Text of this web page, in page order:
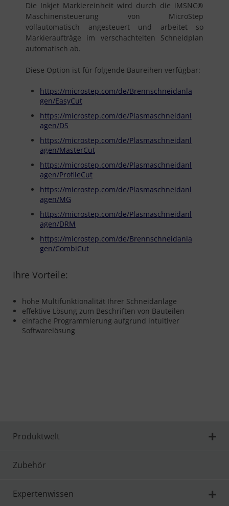
Die Inkjet Markiereinheit wird durch die iMSNC®
Maschinensteuerung von MicroStep
vollautomatisch angesteuert und arbeitet so
Markieraufträge im verschachtelten Schneidplan
automatisch ab.
Diese Option ist für folgende Baureihen verfügbar:
https://microstep.com/de/Brennschneidanla
gen/EasyCut
https://microstep.com/de/Plasmaschneidanl
agen/DS
https://microstep.com/de/Plasmaschneidanl
agen/MasterCut
https://microstep.com/de/Plasmaschneidanl
agen/ProfileCut
https://microstep.com/de/Plasmaschneidanl
agen/MG
https://microstep.com/de/Plasmaschneidanl
agen/DRM
https://microstep.com/de/Brennschneidanla
gen/CombiCut
Ihre Vorteile:
hohe Multifunktionalität Ihrer Schneidanlage
effektive Lösung zum Beschriften von Bauteilen
einfache Programmierung aufgrund intuitiver
Softwarelösung
Produktwelt
Zubehör
Expertenwissen